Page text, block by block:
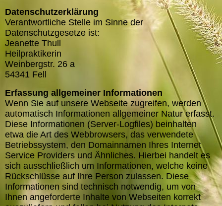
Datenschutzerklärung
Verantwortliche Stelle im Sinne der
Datenschutzgesetze ist:
Jeanette Thull
Heilpraktikerin
Weinbergstr. 26 a
54341 Fell
Erfassung allgemeiner Informationen
Wenn Sie auf unsere Webseite zugreifen, werden
automatisch Informationen allgemeiner Natur erfasst.
Diese Informationen (Server-Logfiles) beinhalten
etwa die Art des Webbrowsers, das verwendete
Betriebssystem, den Domainnamen Ihres Internet
Service Providers und Ähnliches. Hierbei handelt es
sich ausschließlich um Informationen, welche keine
Rückschlüsse auf Ihre Person zulassen. Diese
Informationen sind technisch notwendig, um von
Ihnen angeforderte Inhalte von Webseiten korrekt